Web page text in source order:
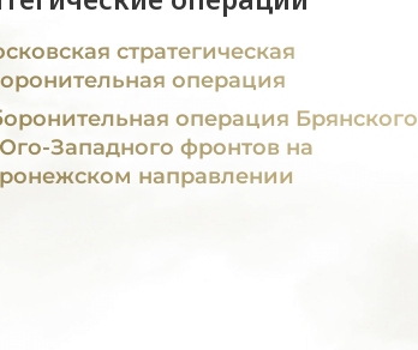
стратегическая
операция
операция Брянского
Западного фронтов на
направлении